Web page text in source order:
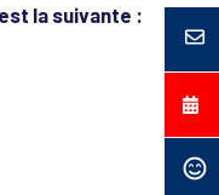
la suivante :